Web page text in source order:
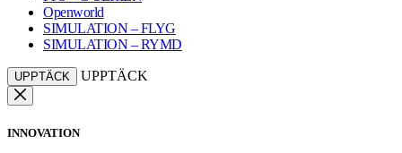
Openworld
SIMULATION – FLYG
SIMULATION – RYMD
UPPTÄCK UPPTÄCK
INNOVATION